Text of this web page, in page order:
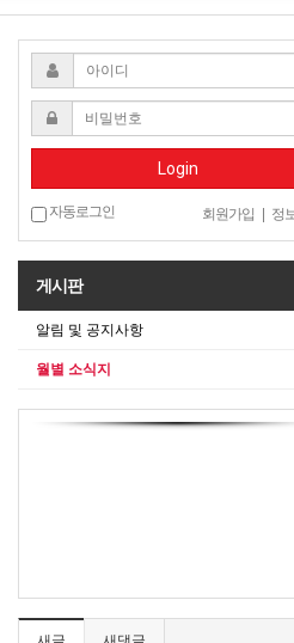
Login
자동로그인 회원가입 정
게시판
알림 및 공지사항
월별 소식지